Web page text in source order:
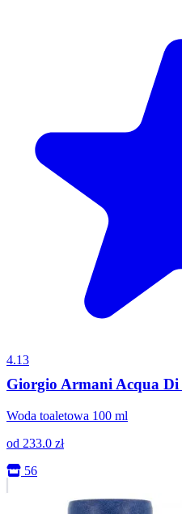
4.13
Giorgio Armani Acqua
Woda toaletowa 100 ml
od 233.0 zł
56